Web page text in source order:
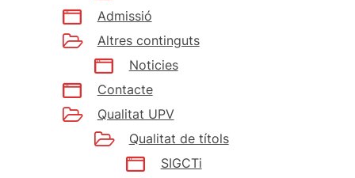
Admissió
Altres continguts
Noticies
Contacte
Qualitat UPV
Qualitat de títols
SIGCTi